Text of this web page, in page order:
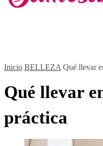
Inicio BELLEZA Qué llevar
Qué llevar
práctica